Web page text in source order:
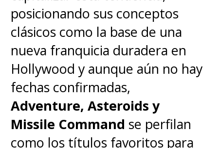
posicionando sus conceptos
clásicos como la base de una
nueva franquicia duradera en
Hollywood y aunque aún no hay
fechas confirmadas,
Adventure, Asteroids y
Missile Command se perfilan
como los títulos favoritos para